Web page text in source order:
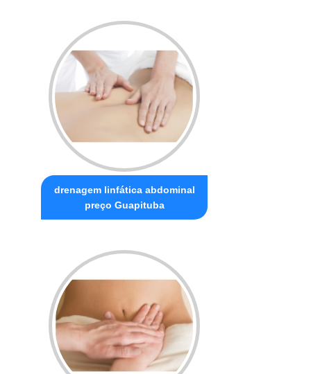
drenagem linfática abdominal
preço Guapituba